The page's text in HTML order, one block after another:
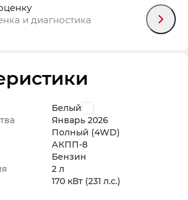
и диагностика
Белый
Январь 2026
Полный (4WD)
АКПП-8
Бензин
2 л
170 кВт (231 л.с.)